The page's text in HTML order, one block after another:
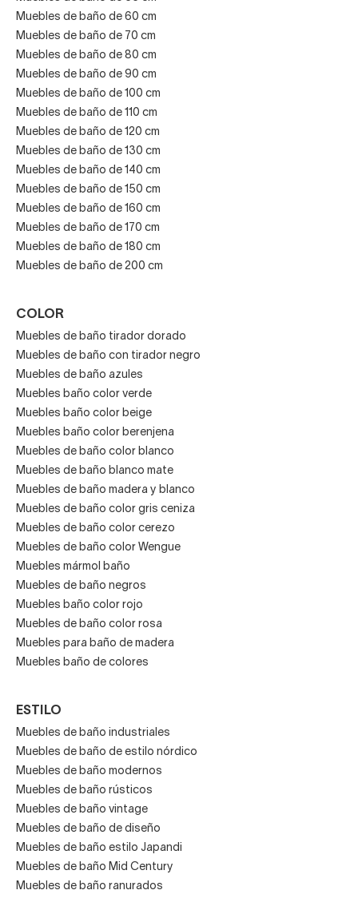
Muebles de baño de 60 cm
Muebles de baño de 70 cm
Muebles de baño de 80 cm
Muebles de baño de 90 cm
Muebles de baño de 100 cm
Muebles de baño de 110 cm
Muebles de baño de 120 cm
Muebles de baño de 130 cm
Muebles de baño de 140 cm
Muebles de baño de 150 cm
Muebles de baño de 160 cm
Muebles de baño de 170 cm
Muebles de baño de 180 cm
Muebles de baño de 200 cm
COLOR
Muebles de baño tirador dorado
Muebles de baño con tirador negro
Muebles de baño azules
Muebles baño color verde
Muebles baño color beige
Muebles baño color berenjena
Muebles de baño color blanco
Muebles de baño blanco mate
Muebles de baño madera y blanco
Muebles de baño color gris ceniza
Muebles de baño color cerezo
Muebles de baño color Wengue
Muebles mármol baño
Muebles de baño negros
Muebles baño color rojo
Muebles de baño color rosa
Muebles para baño de madera
Muebles baño de colores
ESTILO
Muebles de baño industriales
Muebles de baño de estilo nórdico
Muebles de baño modernos
Muebles de baño rústicos
Muebles de baño vintage
Muebles de baño de diseño
Muebles de baño estilo Japandi
Muebles de baño Mid Century
Muebles de baño ranurados